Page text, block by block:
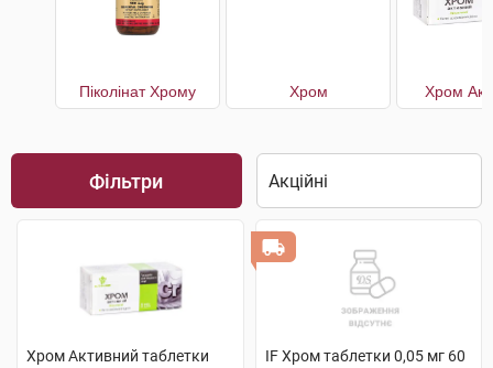
Піколінат Хрому Хром Хром
Фільтри
Хром Активний таблетки
IF Хром таблетки 0,05 мг 60